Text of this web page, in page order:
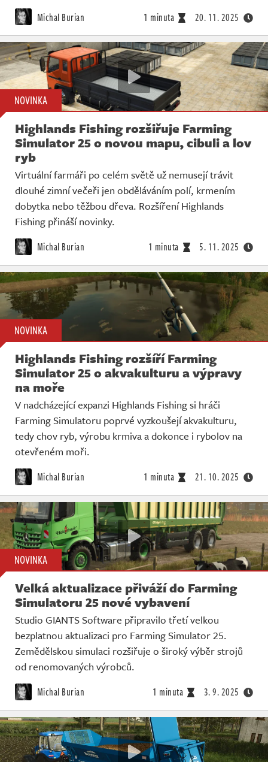
Michal Burian 1 minuta 20. 11. 2025
NOVINKA
Highlands Fishing rozšiřuje Farming
Simulator 25 o novou mapu, cibuli a lov
ryb
Virtuální farmáři po celém světě už nemusejí trávit
dlouhé zimní večeři jen obděláváním polí, krmením
dobytka nebo těžbou dřeva. Rozšíření Highlands
Fishing přináší novinky.
Michal Burian 1 minuta 5. 11. 2025
NOVINKA
Highlands Fishing rozšíří Farming
Simulator 25 o akvakulturu a výpravy
na moře
V nadcházející expanzi Highlands Fishing si hráči
Farming Simulatoru poprvé vyzkoušejí akvakulturu,
tedy chov ryb, výrobu krmiva a dokonce i rybolov na
otevřeném moři.
Michal Burian 1 minuta 21. 10. 2025
NOVINKA
Velká aktualizace přiváží do Farming
Simulatoru 25 nové vybavení
Studio GIANTS Software připravilo třetí velkou
bezplatnou aktualizaci pro Farming Simulator 25.
Zemědělskou simulaci rozšiřuje o široký výběr strojů
od renomovaných výrobců.
Michal Burian 1 minuta 3. 9. 2025